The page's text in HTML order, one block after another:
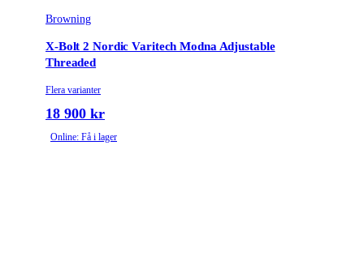
Browning
X-Bolt 2 Nordic Varitech Modna Adjustable
Threaded
Flera varianter
18 900 kr
Online: Få i lager